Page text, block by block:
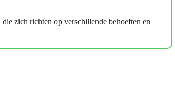
zich richten op verschillende behoeften en